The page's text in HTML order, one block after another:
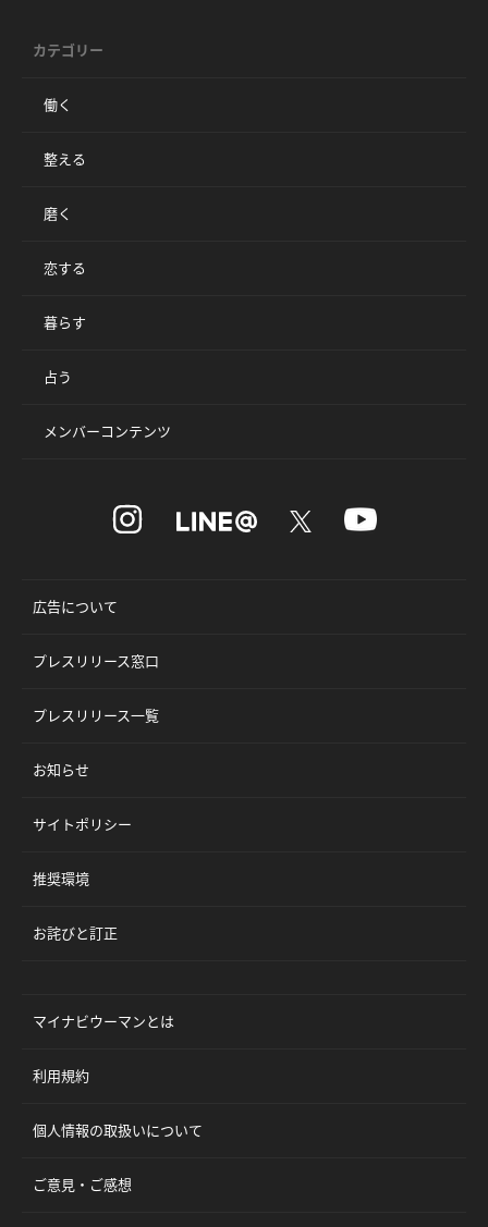
カテゴリー
働く
整える
磨く
恋する
暮らす
占う
メンバーコンテンツ
広告について
プレスリリース窓口
プレスリリース一覧
お知らせ
サイトポリシー
推奨環境
お詫びと訂正
マイナビウーマンとは
利用規約
個人情報の取扱いについて
ご意見・ご感想